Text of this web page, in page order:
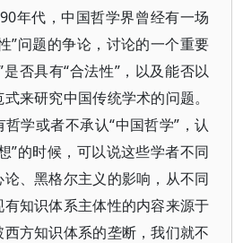
年代，中国哲学界曾经有一场
”问题的争论，讨论的一个重要
否具有“合法性”，以及能否以
来研究中国传统学术的问题。
学或者不承认“中国哲学”，认
”的时候，可以说这些学者不同
、黑格尔主义的影响，从不同
知识体系主体性的内容来源于
方知识体系的垄断，我们就不